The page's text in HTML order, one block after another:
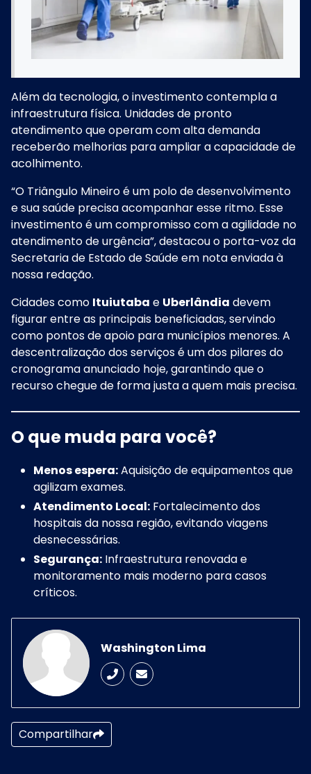
Além da tecnologia, o investimento contempla a
infraestrutura física. Unidades de pronto
atendimento que operam com alta demanda
receberão melhorias para ampliar a capacidade de
acolhimento.
“O Triângulo Mineiro é um polo de desenvolvimento
e sua saúde precisa acompanhar esse ritmo. Esse
investimento é um compromisso com a agilidade no
atendimento de urgência”, destacou o porta-voz da
Secretaria de Estado de Saúde em nota enviada à
nossa redação.
Cidades como Ituiutaba e Uberlândia devem
figurar entre as principais beneficiadas, servindo
como pontos de apoio para municípios menores. A
descentralização dos serviços é um dos pilares do
cronograma anunciado hoje, garantindo que o
recurso chegue de forma justa a quem mais precisa.
O que muda para você?
Menos espera:Aquisição de equipamentos que
agilizam exames.
Atendimento Local: Fortalecimento dos
hospitais da nossa região, evitando viagens
desnecessárias.
Segurança: Infraestrutura renovada e
monitoramento mais moderno para casos
críticos.
Washington Lima
Compartilhar